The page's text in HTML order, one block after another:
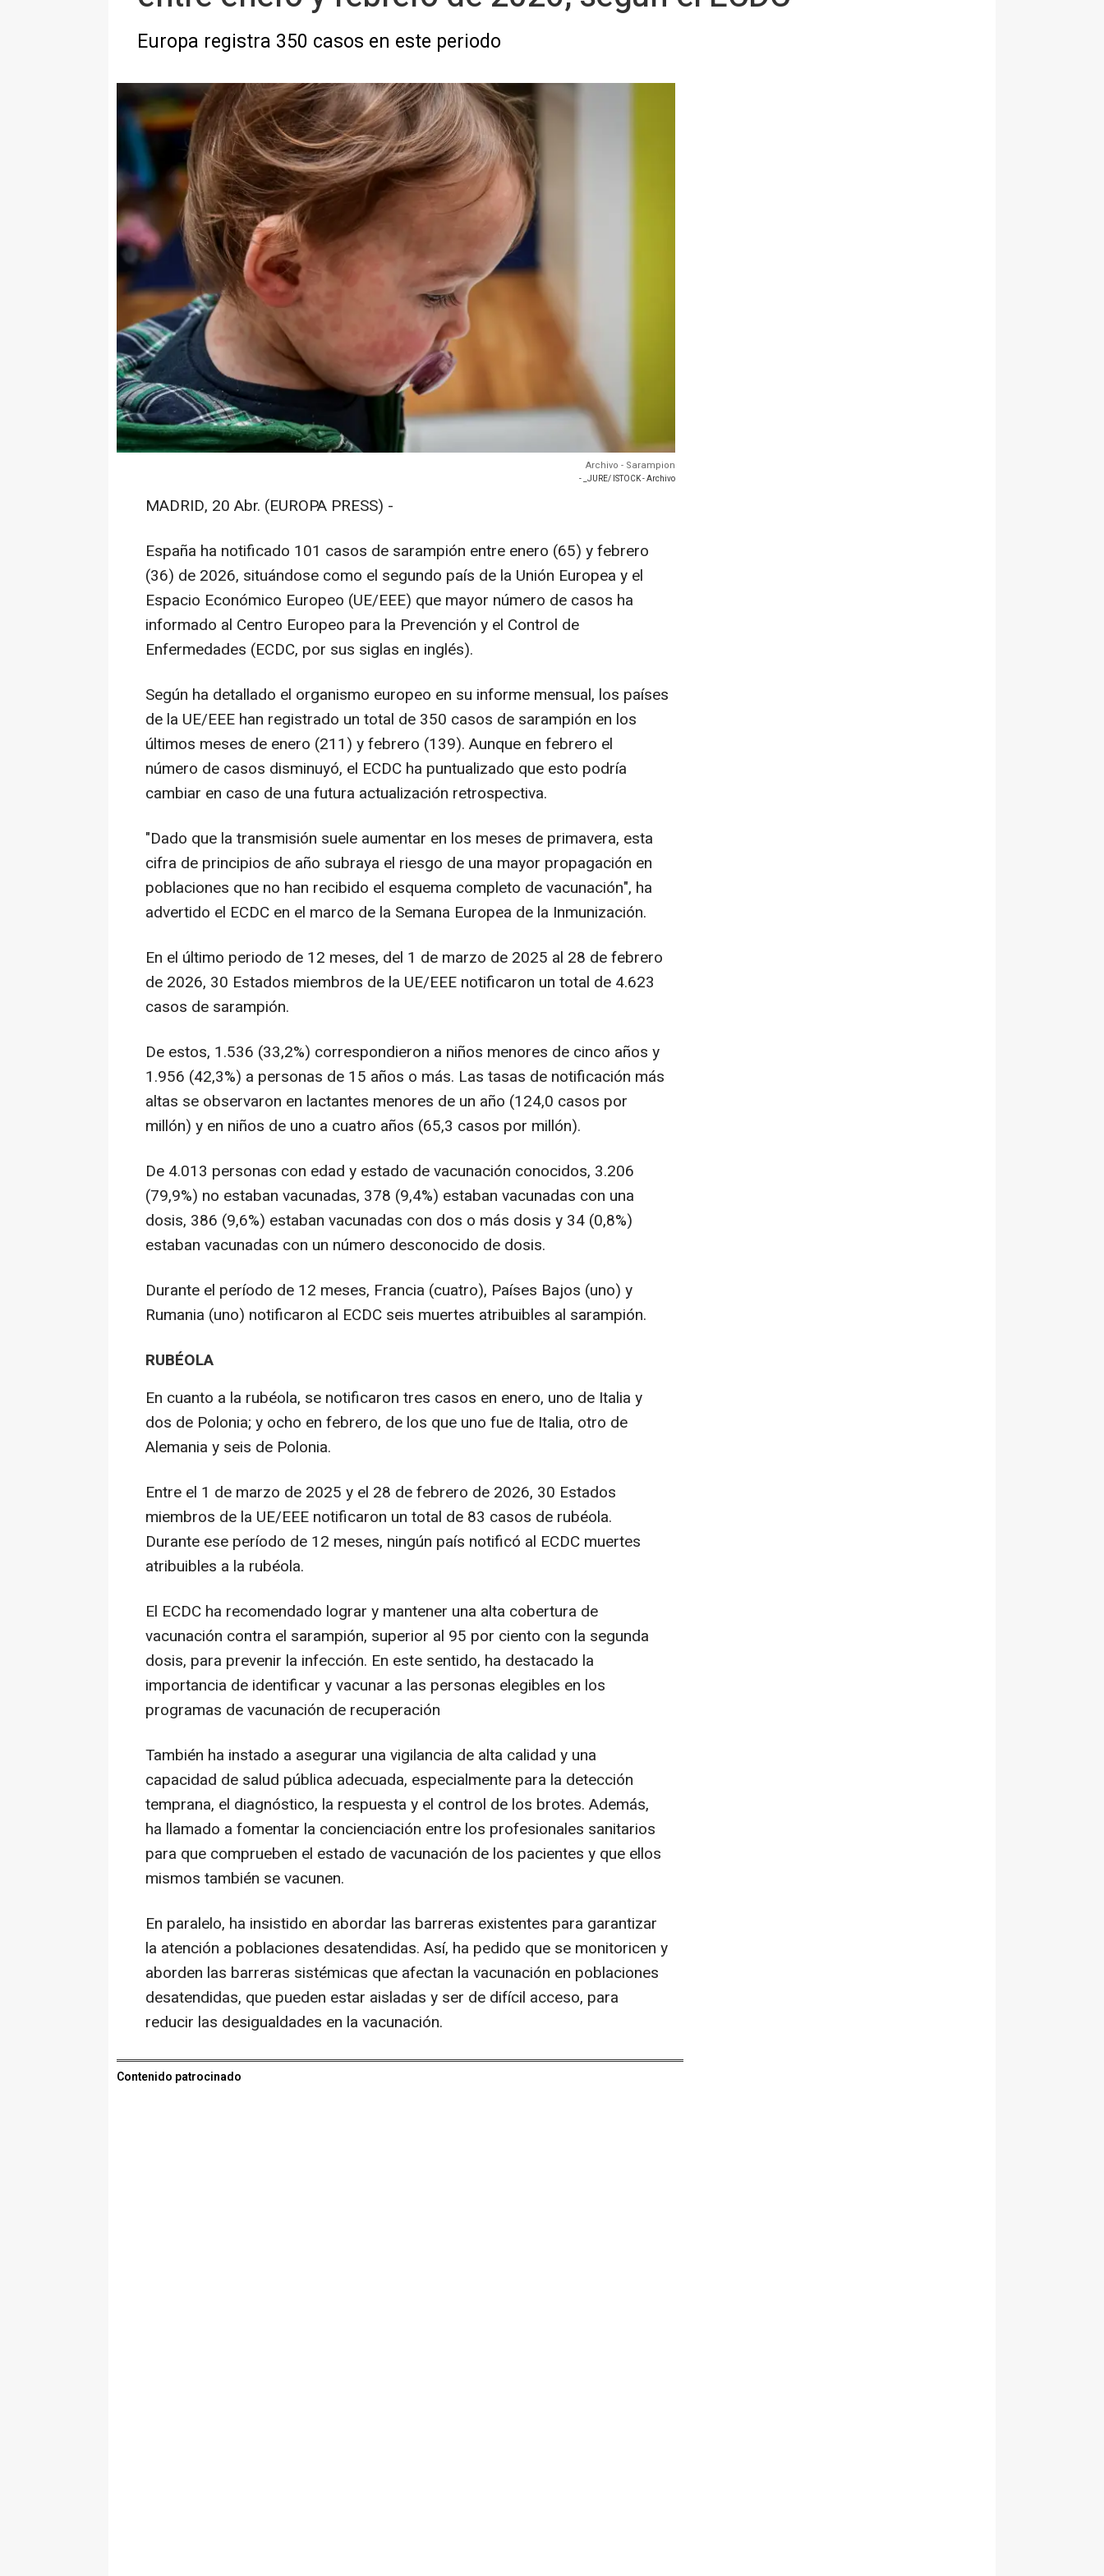
Europa registra 350 casos en este periodo
Archivo - Sarampion
- _JURE/ ISTOCK - Archivo
MADRID, 20 Abr. (EUROPA PRESS) -
España ha notificado 101 casos de sarampión entre enero (65) y febrero
(36) de 2026, situándose como el segundo país de la Unión Europea y el
Espacio Económico Europeo (UE/EEE) que mayor número de casos ha
informado al Centro Europeo para la Prevención y el Control de
Enfermedades (ECDC, por sus siglas en inglés).
Según ha detallado el organismo europeo en su informe mensual, los países
de la UE/EEE han registrado un total de 350 casos de sarampión en los
últimos meses de enero (211) y febrero (139). Aunque en febrero el
número de casos disminuyó, el ECDC ha puntualizado que esto podría
cambiar en caso de una futura actualización retrospectiva.
"Dado que la transmisión suele aumentar en los meses de primavera, esta
cifra de principios de año subraya el riesgo de una mayor propagación en
poblaciones que no han recibido el esquema completo de vacunación", ha
advertido el ECDC en el marco de la Semana Europea de la Inmunización.
En el último periodo de 12 meses, del 1 de marzo de 2025 al 28 de febrero
de 2026, 30 Estados miembros de la UE/EEE notificaron un total de 4.623
casos de sarampión.
De estos, 1.536 (33,2%) correspondieron a niños menores de cinco años y
1.956 (42,3%) a personas de 15 años o más. Las tasas de notificación más
altas se observaron en lactantes menores de un año (124,0 casos por
millón) y en niños de uno a cuatro años (65,3 casos por millón).
De 4.013 personas con edad y estado de vacunación conocidos, 3.206
(79,9%) no estaban vacunadas, 378 (9,4%) estaban vacunadas con una
dosis, 386 (9,6%) estaban vacunadas con dos o más dosis y 34 (0,8%)
estaban vacunadas con un número desconocido de dosis.
Durante el período de 12 meses, Francia (cuatro), Países Bajos (uno) y
Rumania (uno) notificaron al ECDC seis muertes atribuibles al sarampión.
RUBÉOLA
En cuanto a la rubéola, se notificaron tres casos en enero, uno de Italia y
dos de Polonia; y ocho en febrero, de los que uno fue de Italia, otro de
Alemania y seis de Polonia.
Entre el 1 de marzo de 2025 y el 28 de febrero de 2026, 30 Estados
miembros de la UE/EEE notificaron un total de 83 casos de rubéola.
Durante ese período de 12 meses, ningún país notificó al ECDC muertes
atribuibles a la rubéola.
El ECDC ha recomendado lograr y mantener una alta cobertura de
vacunación contra el sarampión, superior al 95 por ciento con la segunda
dosis, para prevenir la infección. En este sentido, ha destacado la
importancia de identificar y vacunar a las personas elegibles en los
programas de vacunación de recuperación
También ha instado a asegurar una vigilancia de alta calidad y una
capacidad de salud pública adecuada, especialmente para la detección
temprana, el diagnóstico, la respuesta y el control de los brotes. Además,
ha llamado a fomentar la concienciación entre los profesionales sanitarios
para que comprueben el estado de vacunación de los pacientes y que ellos
mismos también se vacunen.
En paralelo, ha insistido en abordar las barreras existentes para garantizar
la atención a poblaciones desatendidas. Así, ha pedido que se monitoricen y
aborden las barreras sistémicas que afectan la vacunación en poblaciones
desatendidas, que pueden estar aisladas y ser de difícil acceso, para
reducir las desigualdades en la vacunación.
Contenido patrocinado